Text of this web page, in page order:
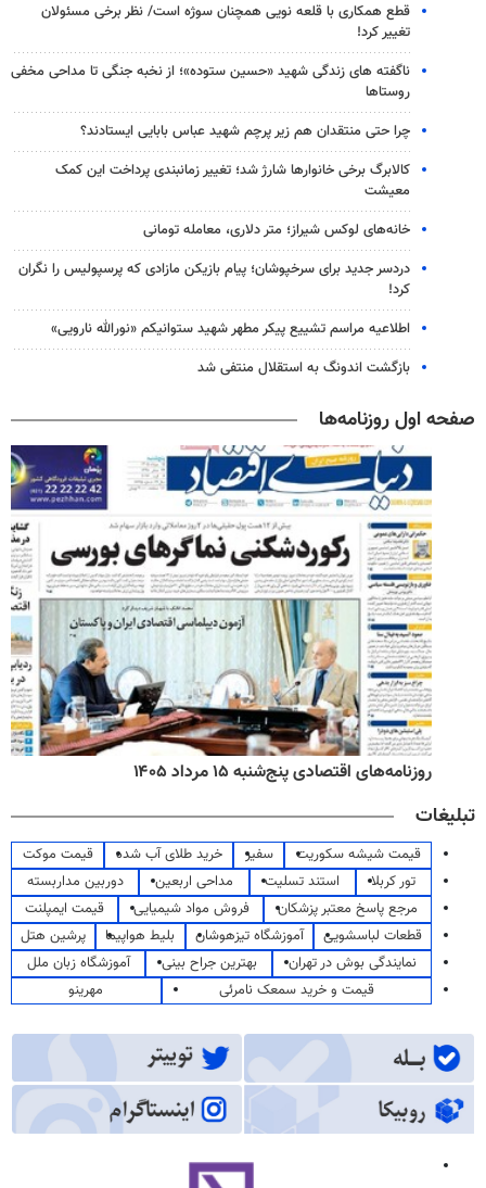
قطع همکاری با قلعه نویی همچنان سوژه است/ نظر برخی مسئولان
تغییر کرد!
ناگفته های زندگی شهید «حسین ستوده»؛ از نخبه جنگی تا مداحی مخفی
روستاها
چرا حتی منتقدان هم زیر پرچم شهید عباس بابایی ایستادند؟
کالابرگ برخی خانوارها شارژ شد؛ تغییر زمانبندی پرداخت این کمک
معیشت
خانه‌های لوکس شیراز؛ متر دلاری، معامله تومانی
دردسر جدید برای سرخپوشان؛ پیام بازیکن مازادی که پرسپولیس را نگران
کرد!
اطلاعیه مراسم تشییع پیکر مطهر شهید ستوانیکم «نورالله نارویی»
بازگشت اندونگ به استقلال منتفی شد
صفحه اول روزنامه‌ها
روزنامه‌های اقتصادی پنج‌شنبه ۱۵ مرداد ۱۴۰۵
تبلیغات
قیمت شیشه سکوریت سفیر خرید طلای آب شده
قیمت موکت
تور کربلا
استند تسلیت مداحی اربعین
دوربین مداربسته
مرجع پاسخ معتبر پزشکان
فروش مواد شیمیایی
قیمت ایمپلنت
قطعات لباسشویی
آموزشگاه تیزهوشان بلیط هواپیما
پرشین هتل
نمایندگی بوش در تهران
بهترین جراح بینی
آموزشگاه زبان ملل
قیمت و خرید سمعک نامرئی
مهرینو